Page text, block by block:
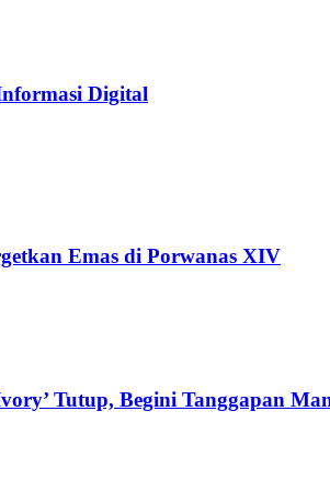
Digital
Emas di Porwanas XIV
Tutup, Begini Tanggapan